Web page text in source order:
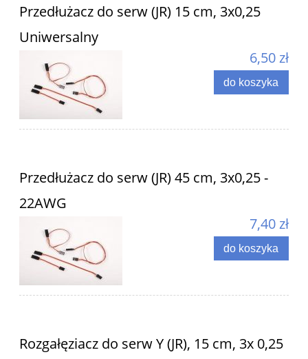
Przedłużacz do serw (JR) 15 cm, 3x0,25
Uniwersalny
6,50 zł
do koszyka
Przedłużacz do serw (JR) 45 cm, 3x0,25 -
22AWG
7,40 zł
do koszyka
Rozgałęziacz do serw Y (JR), 15 cm, 3x 0,25